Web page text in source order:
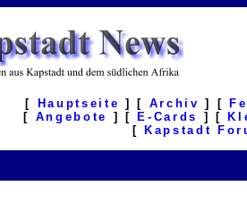
[ Hauptseite ] [ Archiv ] [
[ Angebote ] [ E-Cards ] [
[
Kapstadt